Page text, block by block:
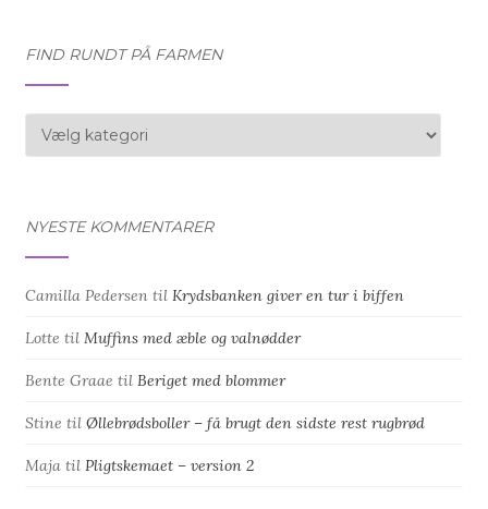
FIND RUNDT PÅ FARMEN
Find
rundt
farmen
NYESTE KOMMENTARER
Camilla Pedersen til Krydsbanken giver en tur i biffen
Lotte til Muffins med æble og valnødder
Bente Graae til Beriget med blommer
Stine til Øllebrødsboller – få brugt den sidste rest rugbrød
Maja til Pligtskemaet – version 2